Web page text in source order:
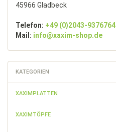
45966 Gladbeck
Telefon: +49 (0)2043-9376764
Mail: info@xaxim-shop.de
KATEGORIEN
XAXIMPLATTEN
XAXIMTÖPFE